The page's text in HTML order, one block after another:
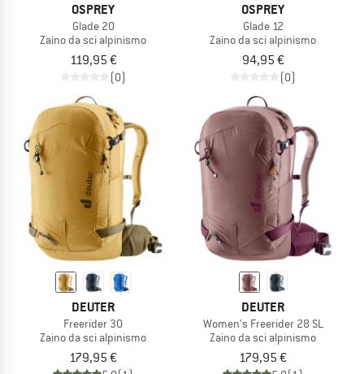
OSPREY
Glade 20
Zaino da sci alpinismo
119,95 €
(0)
OSPREY
Glade 12
Zaino da sci alpinismo
94,95 €
(0)
DEUTER
Freerider 30
Zaino da sci alpinismo
179,95 €
DEUTER
Women's Freerider 28 SL
Zaino da sci alpinismo
179,95 €